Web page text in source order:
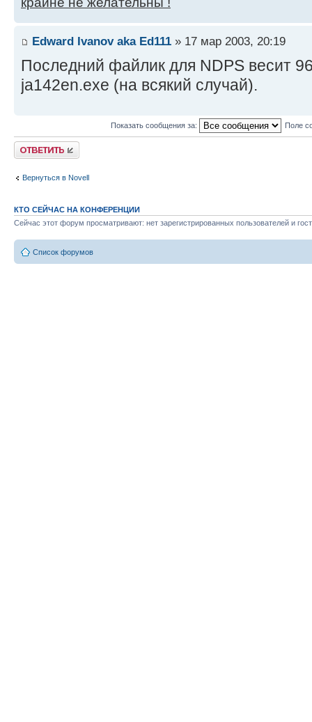
Edward Ivanov aka Ed111 » 17 мар 2003, 20:19
Последний файлик для NDPS весит
ja142en.exe (на всякий случай).
Показать сообщения за: Поле
Ответить
Вернуться в Novell
КТО СЕЙЧАС НА КОНФЕРЕНЦИИ
Сейчас этот форум просматривают: нет зарегистрированных пользователей и
Список форумов